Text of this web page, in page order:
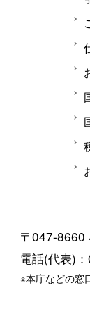
〒047-8660
電話(代表)
※本庁などの窓